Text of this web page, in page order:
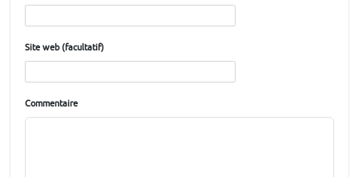
Site web (facultatif)
Commentaire